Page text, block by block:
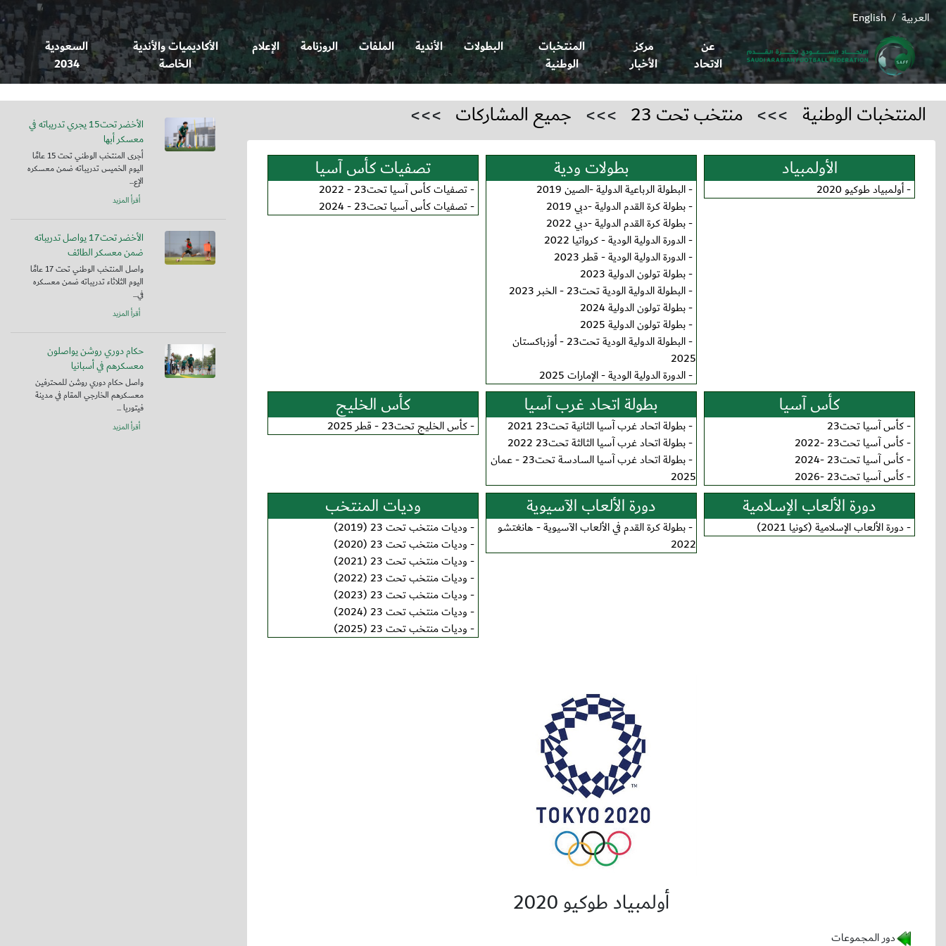
English / العربية
عن
الاتحاد
مركز
الأخبار
المنتخبات
الوطنية
البطولات الأندية الملفات الروزنامة الإعلام
الأكاديميات والأندية
الخاصة
السعودية
2034
المنتخبات الوطنية >>> منتخب تحت 23 >>> جميع المشاركات >>>
الأولمبياد
-أولمبياد طوكيو 2020
بطولات ودية
-البطولة الرباعية الدولية -الصين 2019
-بطولة كرة القدم الدولية -دبي 2019
-بطولة كرة القدم الدولية -دبي 2022
-الدورة الدولية الودية - كرواتيا 2022
-الدورة الدولية الودية - قطر 2023
-بطولة تولون الدولية 2023
-البطولة الدولية الودية تحت23 - الخبر 2023
-بطولة تولون الدولية 2024
-بطولة تولون الدولية 2025
-
البطولة الدولية الودية تحت23 - أوزباكستان
2025
-الدورة الدولية الودية - الإمارات 2025
تصفيات كأس آسيا
-تصفيات كأس آسيا تحت23 - 2022
-تصفيات كأس آسيا تحت23 - 2024
كأس آسيا
-كأس آسيا تحت23
-كأس آسيا تحت23 -2022
-كأس آسيا تحت23 -2024
-كأس آسيا تحت23 -2026
بطولة اتحاد غرب آسيا
-بطولة اتحاد غرب آسيا الثانية تحت23 2021
-بطولة اتحاد غرب آسيا الثالثة تحت23 2022
-
بطولة اتحاد غرب آسيا السادسة تحت23 - عمان
2025
كأس الخليج
-كأس الخليج تحت23 - قطر 2025
دورة الألعاب الإسلامية
-دورة الألعاب الإسلامية (كونيا 2021)
دورة الألعاب الآسيوية
-بطولة كرة القدم في الألعاب الآسيوية - هانغتشو
2022
وديات المنتخب
-وديات منتخب تحت 23 (2019)
-وديات منتخب تحت 23 (2020)
-وديات منتخب تحت 23 (2021)
-وديات منتخب تحت 23 (2022)
-وديات منتخب تحت 23 (2023)
-وديات منتخب تحت 23 (2024)
-وديات منتخب تحت 23 (2025)
أولمبياد طوكيو 2020
دور المجموعات
الأخضر تحت15 يجري تدريباته في
معسكر أبها
أجرى المنتخب الوطني تحت 15 عامًا
اليوم الخميس تدريباته ضمن معسكره
الإع...
أقرأ المزيد
الأخضر تحت17 يواصل تدريباته
ضمن معسكر الطائف
واصل المنتخب الوطني تحت 17 عامًا
اليوم الثلاثاء تدريباته ضمن معسكره
في...
أقرأ المزيد
حكام دوري روشن يواصلون
معسكرهم في أسبانيا
واصل حكام دوري روشن للمحترفين
معسكرهم الخارجي المقام في مدينة
فيتوريا ...
أقرأ المزيد